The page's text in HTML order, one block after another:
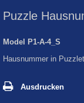
Puzzle
Model
P1-A-4_S
Hausnummer in
Ausdrucken